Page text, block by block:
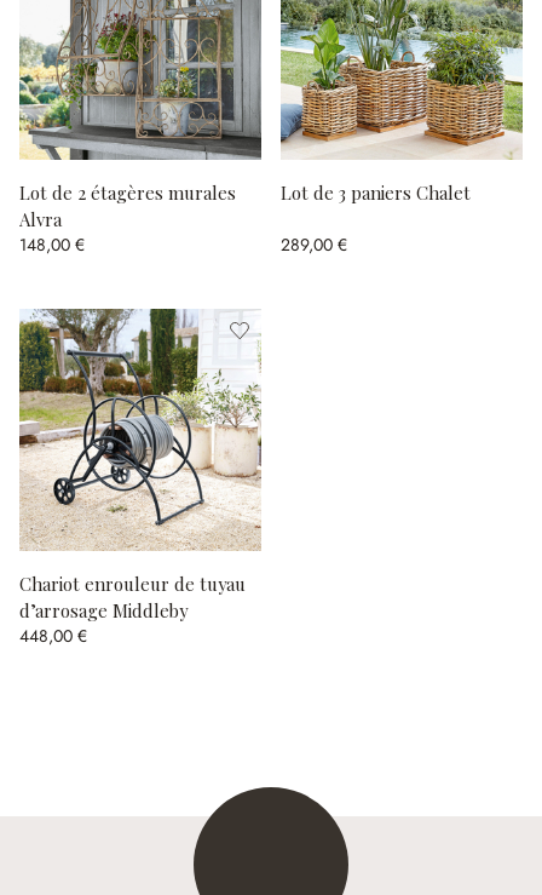
Lot de 2 étagères murales
Alvra
148,00 €
Lot de 3 paniers Chalet
289,00 €
Chariot enrouleur de tuyau
d’arrosage Middleby
448,00 €